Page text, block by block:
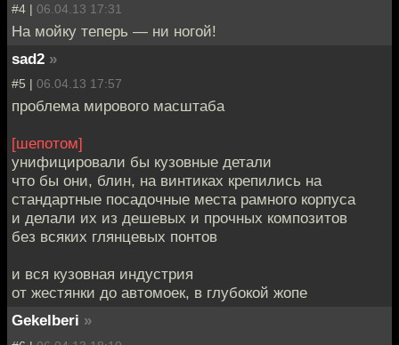
#4 | 06.04.13 17:31
На мойку теперь — ни ногой!
sad2 »
#5 | 06.04.13 17:57
проблема мирового масштаба
[шепотом]
унифицировали бы кузовные детали
что бы они, блин, на винтиках крепились на
стандартные посадочные места рамного корпуса
и делали их из дешевых и прочных композитов
без всяких глянцевых понтов
и вся кузовная индустрия
от жестянки до автомоек, в глубокой жопе
Gekelberi »